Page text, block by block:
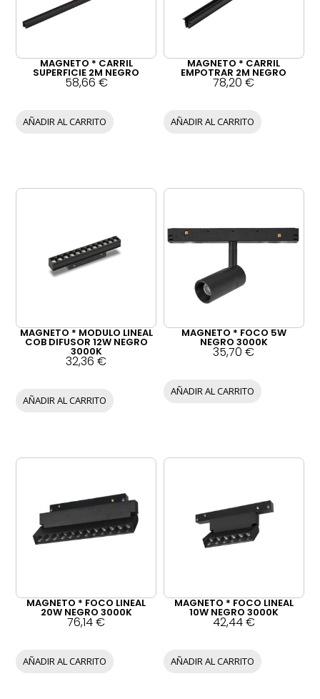
MAGNETO * CARRIL
SUPERFICIE 2M NEGRO
58,66 €
AÑADIR AL CARRITO
MAGNETO * CARRIL
EMPOTRAR 2M NEGRO
78,20€
AÑADIR AL CARRITO
MAGNETO * MODULO LINEAL
COB DIFUSOR 12W NEGRO
3000K
32,36€
AÑADIR AL CARRITO
MAGNETO * FOCO 5W
NEGRO 3000K
35,70€
AÑADIR AL CARRITO
MAGNETO * FOCO LINEAL
20W NEGRO 3000K
76,14€
AÑADIR AL CARRITO
MAGNETO * FOCO LINEAL
10W NEGRO 3000K
42,44€
AÑADIR AL CARRITO